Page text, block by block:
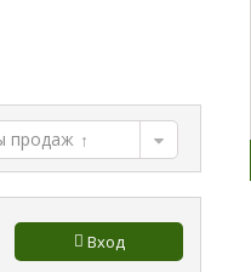
продаж
Вход